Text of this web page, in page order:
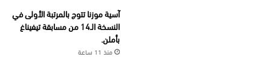
آسية موزنا تتوج بالمرتبة الأولى في
النسخة الـ14 من مسابقة تيفيناغ
بأملن.
منذ 11 ساعة